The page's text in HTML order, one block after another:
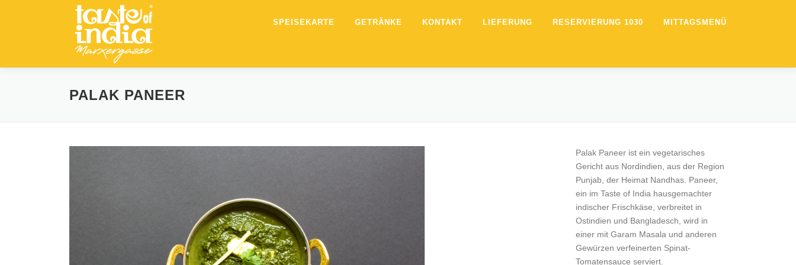
SPEISEKARTE GETRÄNKE KONTAKT LIEFERUNG RESERVIERUNG 1030 MITTAGSMENÜ
PALAK PANEER
Palak Paneer ist ein vegetarisches
Gericht aus Nordindien, aus der Region
Punjab, der Heimat Nandhas. Paneer,
ein im Taste of India hausgemachter
indischer Frischkäse, verbreitet in
Ostindien und Bangladesch, wird in
einer mit Garam Masala und anderen
Gewürzen verfeinerten Spinat-
Tomatensauce serviert.